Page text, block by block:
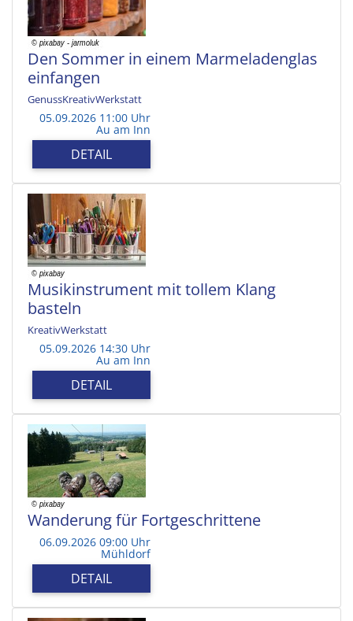
Den Sommer in einem Marmeladenglas
einfangen
GenussKreativWerkstatt
05.09.2026 11:00 Uhr
Au am Inn
DETAIL
Musikinstrument mit tollem Klang
basteln
KreativWerkstatt
05.09.2026 14:30 Uhr
Au am Inn
DETAIL
Wanderung für Fortgeschrittene
06.09.2026 09:00 Uhr
Mühldorf
DETAIL